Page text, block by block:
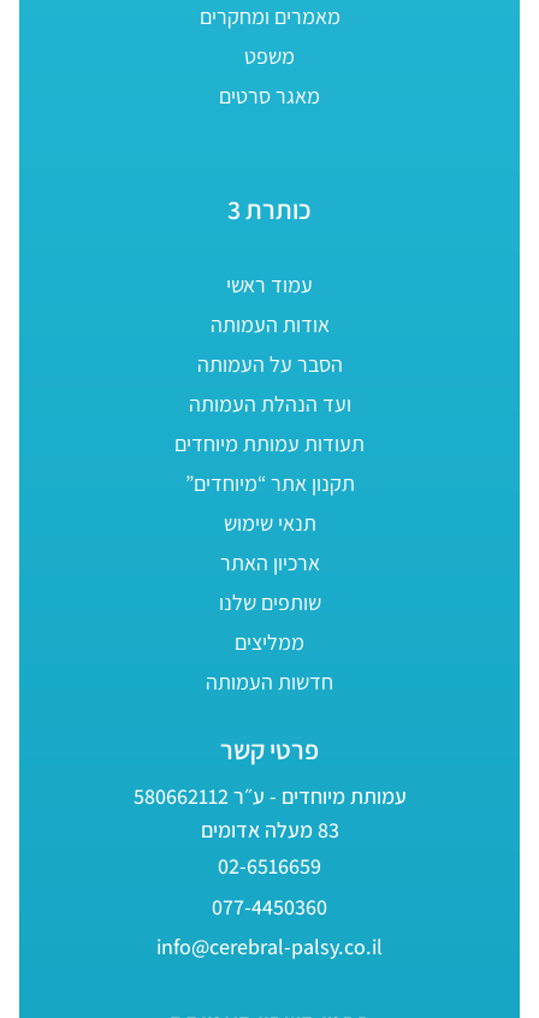
מאמרים ומחקרים
משפט
מאגר סרטים
כותרת 3
עמוד ראשי
אודות העמותה
הסבר על העמותה
ועד הנהלת העמותה
תעודות עמותת מיוחדים
תקנון אתר “מיוחדים”
תנאי שימוש
ארכיון האתר
שותפים שלנו
ממליצים
חדשות העמותה
פרטי קשר
עמותת מיוחדים - ע״ר 580662112
83 מעלה אדומים
02-6516659
077-4450360
info@cerebral-palsy.co.il